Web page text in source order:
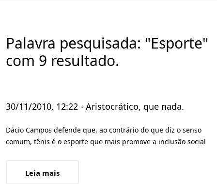
Palavra pesquisada: "Esporte"
com 9 resultado.
30/11/2010, 12:22 - Aristocrático, que nada.
Dácio Campos defende que, ao contrário do que diz o senso
comum, tênis é o esporte que mais promove a inclusão social
Leia mais